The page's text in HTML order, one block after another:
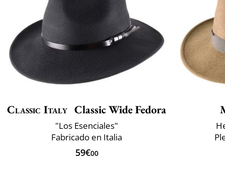
Classic Italy Classic Wide Fedora
"Los Esenciales"
Fabricado en Italia
59€00